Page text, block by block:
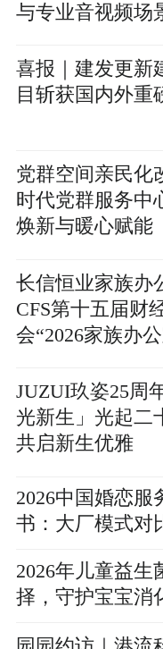
与专业音视频场
喜报｜建发更新
目斩获国内外重
党群空间亲民化
时代党群服务中
焕新与暖心赋能
长信恒业家族办
CFS第十五届财
会“2026家族办
JUZUI玖姿25周
光新生」光起二
共启新生优雅
2026中国婚恋服
书：大厂模式对
2026年儿童益
择，守护宝宝消